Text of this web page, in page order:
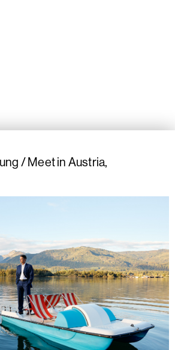
/ Meet in Austria,